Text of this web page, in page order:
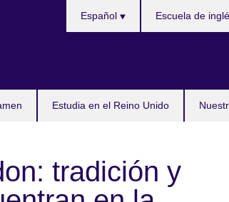
Estudia en el Reino Unido
Español Escuela de
tradición y